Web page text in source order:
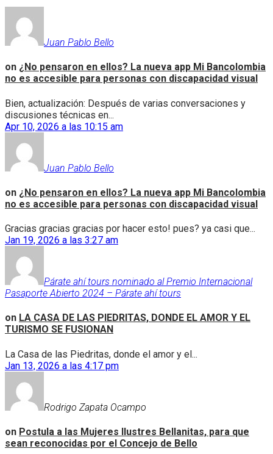
Juan Pablo Bello
on ¿No pensaron en ellos? La nueva app Mi Bancolombia
no es accesible para personas con discapacidad visual
Bien, actualización: Después de varias conversaciones y
discusiones técnicas en...
Apr 10, 2026 a las 10:15 am
Juan Pablo Bello
on ¿No pensaron en ellos? La nueva app Mi Bancolombia
no es accesible para personas con discapacidad visual
Gracias gracias gracias por hacer esto! pues? ya casi que...
Jan 19, 2026 a las 3:27 am
Párate ahí tours nominado al Premio Internacional
Pasaporte Abierto 2024 – Párate ahí tours
on LA CASA DE LAS PIEDRITAS, DONDE EL AMOR Y EL
TURISMO SE FUSIONAN
La Casa de las Piedritas, donde el amor y el...
Jan 13, 2026 a las 4:17 pm
Rodrigo Zapata Ocampo
on Postula a las Mujeres Ilustres Bellanitas, para que
sean reconocidas por el Concejo de Bello